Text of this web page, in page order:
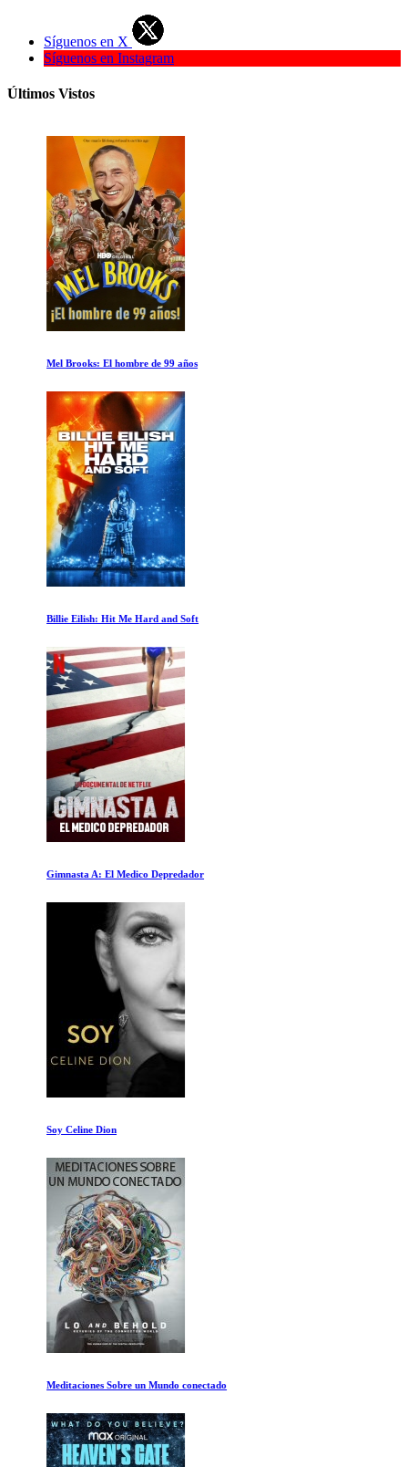
Síguenos en X
Síguenos en Instagram
Últimos Vistos
Mel Brooks: El hombre de 99 años
Billie Eilish: Hit Me Hard and Soft
Gimnasta A: El Medico Depredador
Soy Celine Dion
Meditaciones Sobre un Mundo conectado